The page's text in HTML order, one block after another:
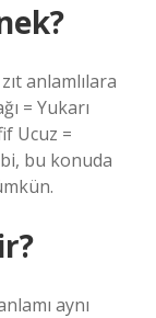
anlamlılara
= Yukarı
Ucuz =
bu konuda
aynı